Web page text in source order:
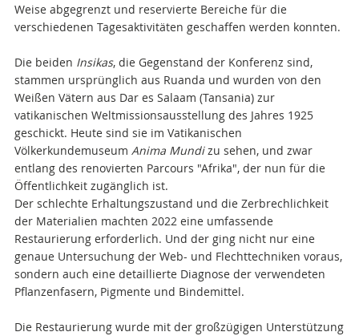
Weise abgegrenzt und reservierte Bereiche für die
verschiedenen Tagesaktivitäten geschaffen werden konnten.
Die beiden Insikas, die Gegenstand der Konferenz sind,
stammen ursprünglich aus Ruanda und wurden von den
Weißen Vätern aus Dar es Salaam (Tansania) zur
vatikanischen Weltmissionsausstellung des Jahres 1925
geschickt. Heute sind sie im Vatikanischen
Völkerkundemuseum Anima Mundizu sehen, und zwar
entlang des renovierten Parcours "Afrika", der nun für die
Öffentlichkeit zugänglich ist.
Der schlechte Erhaltungszustand und die Zerbrechlichkeit
der Materialien machten 2022 eine umfassende
Restaurierung erforderlich. Und der ging nicht nur eine
genaue Untersuchung der Web- und Flechttechniken voraus,
sondern auch eine detaillierte Diagnose der verwendeten
Pflanzenfasern, Pigmente und Bindemittel.
Die Restaurierung wurde mit der großzügigen Unterstützung